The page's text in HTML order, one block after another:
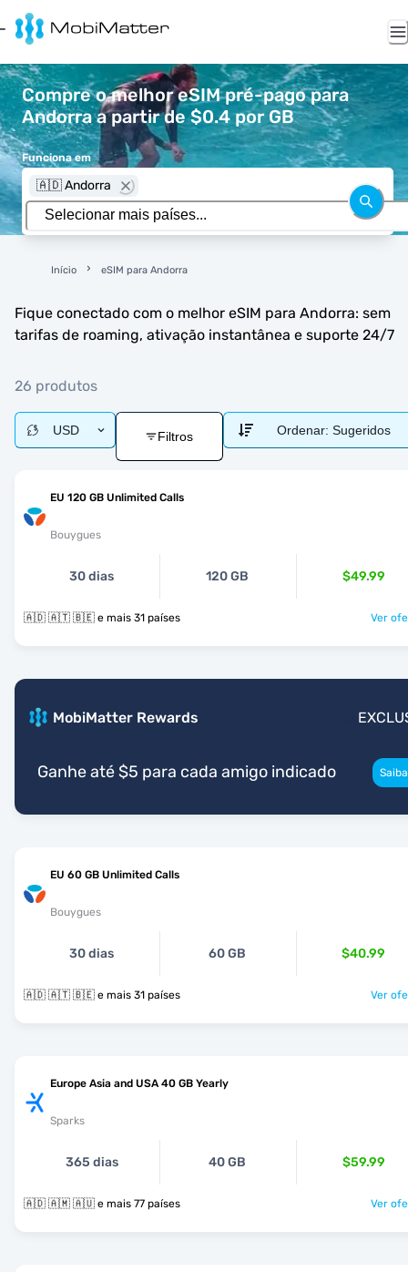
Compre o melhor eSIM pré-pago para
Andorra a partir de $0.4 por GB
Funciona em
🇦🇩 Andorra
Início eSIM para Andorra
Fique conectado com o melhor eSIM para Andorra: sem
tarifas de roaming, ativação instantânea e suporte 24/7
26 produtos
USD Filtros Ordenar: Sugeridos
EU 120 GB Unlimited Calls
Bouygues
30 dias 120 GB $49.99
🇦🇩 🇦🇹 🇧🇪 e mais 31 países Ver
MobiMatter Rewards
Ganhe até $5 para cada amigo indicado
EU 60 GB Unlimited Calls
Bouygues
30 dias 60 GB $40.99
🇦🇩 🇦🇹 🇧🇪 e mais 31 países Ver
Europe Asia and USA 40 GB Yearly
Sparks
365 dias 40 GB $59.99
🇦🇩 🇦🇲 🇦🇺 e mais 77 países Ver